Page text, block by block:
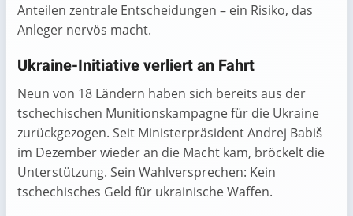
Anteilen zentrale Entscheidungen – ein Risiko, das
Anleger nervös macht.
Ukraine-Initiative verliert an Fahrt
Neun von 18 Ländern haben sich bereits aus der
tschechischen Munitionskampagne für die Ukraine
zurückgezogen. Seit Ministerpräsident Andrej Babiš
im Dezember wieder an die Macht kam, bröckelt die
Unterstützung. Sein Wahlversprechen: Kein
tschechisches Geld für ukrainische Waffen.